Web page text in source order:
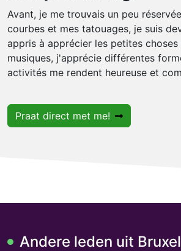
Avant, je me trouvais un peu
courbes et mes tatouages, je suis
appris à apprécier les petites
musiques, j'apprécie différentes
activités me rendent heureuse et
Praat direct met me!
Andere leden uit